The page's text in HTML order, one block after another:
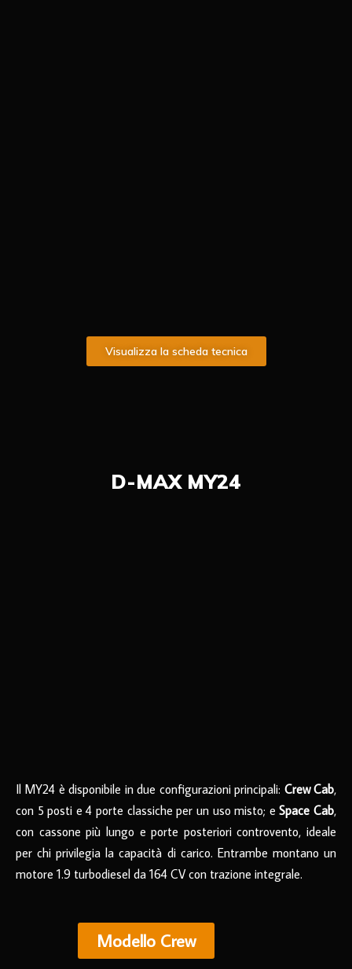
Visualizza la scheda tecnica
D-MAX MY24
Il MY24 è disponibile in due configurazioni principali: Crew Cab,
con 5 posti e 4 porte classiche per un uso misto; eSpace Cab,
con cassone più lungo e porte posteriori controvento, ideale
per chi privilegia la capacità di carico. Entrambe montano un
motore 1.9 turbodiesel da 164 CV con trazione integrale.
Modello Crew